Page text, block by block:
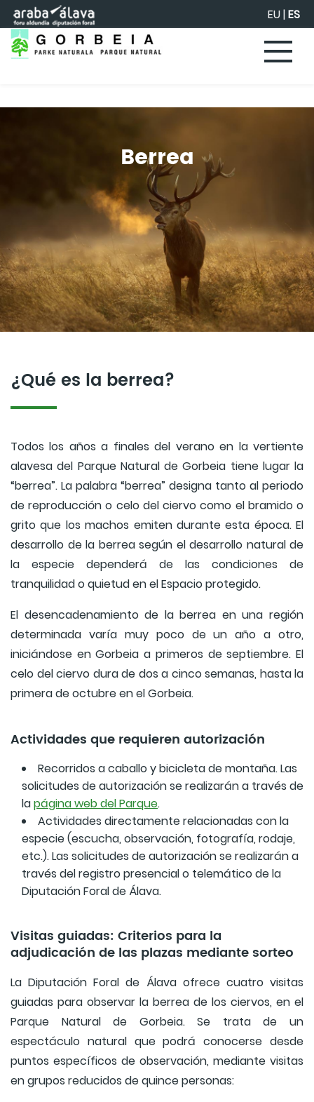
Saltar al contenido principal EU|ES
Berrea
¿Qué es la berrea?
Todos los años a finales del verano en la vertiente
alavesa del Parque Natural de Gorbeia tiene lugar la
“berrea”. La palabra “berrea” designa tanto al periodo
de reproducción o celo del ciervo como el bramido o
grito que los machos emiten durante esta época. El
desarrollo de la berrea según el desarrollo natural de
la especie dependerá de las condiciones de
tranquilidad o quietud en el Espacio protegido.
El desencadenamiento de la berrea en una región
determinada varía muy poco de un año a otro,
iniciándose en Gorbeia a primeros de septiembre. El
celo del ciervo dura de dos a cinco semanas, hasta la
primera de octubre en el Gorbeia.
Actividades que requieren autorización
Recorridos a caballo y bicicleta de montaña. Las
solicitudes de autorización se realizarán a través de
lapágina web del Parque.
Actividades directamente relacionadas con la
especie (escucha, observación, fotografía, rodaje,
etc.). Las solicitudes de autorización se realizarán a
través del registro presencial o telemático de la
Diputación Foral de Álava.
Visitas guiadas: Criterios para la
adjudicación de las plazas mediante sorteo
La Diputación Foral de Álava ofrece cuatro visitas
guiadas para observar la berrea de los ciervos, en el
Parque Natural de Gorbeia. Se trata de un
espectáculo natural que podrá conocerse desde
puntos específicos de observación, mediante visitas
en grupos reducidos de quince personas: